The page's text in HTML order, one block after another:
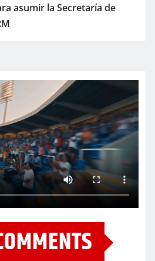
asumir la Secretaría de